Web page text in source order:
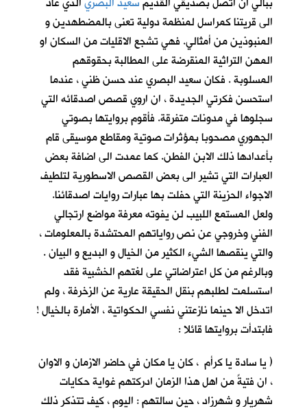
الى قريتنا كمراسل لمنظمة دولية تعنى بالمضطهدين و
المنبوذين من أمثالي. فهي تشجع الاقليات من السكان او
المهن التراثية المنقرضة على المطالبة بحقوقهم
المسلوبة . فكان سعيد البصري عند حسن ظني ، عندما
استحسن فكرتي الجديدة ، ان اروي قصص اصدقائه التي
سجلوها في مدونات متفرقة. فأقوم بروايتها بصوتي
الجهوري مصحوبا بمؤثرات صوتية ومقاطع موسيقى قام
بأعدادها ذلك الابن الفطن. كما عمدت الى اضافة بعض
العبارات التي تشير الى بعض القصص الاسطورية لتلطيف
الاجواء الحزينة التي حفلت بها عبارات روايات اصدقائنا.
ولعل المستمع اللبيب لن يفوته معرفة مواضع ارتجالي
الفني وخروجي عن نص رواياتهم المحتشدة بالمعلومات ،
والتي ينقصها الشيء الكثير من الخيال و البديع و البيان .
وبالرغم من كل اعتراضاتي على لغتهم الخشبية فقد
استسلمت لطلبهم بنقل الحقيقة عارية عن الزخرفة ، ولم
اتدخل الا حينما نازعتني نفسي الحكواتية ، الأمارة بالخيال !
فابتدأت بروايتها قائلا :
( يا سادة يا كرأم ، كان يا مكان في حاضر الازمان و الاوان
، ان فتيةً من اهل هذا الزمان ادركتهم غواية حكايات
شهريار و شهرزاد ، حين سالتهم : اليوم ، كيف تتذكر ذلك